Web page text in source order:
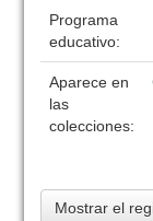
Programa
educativo:
Aparece en
las
colecciones:
Mostrar el